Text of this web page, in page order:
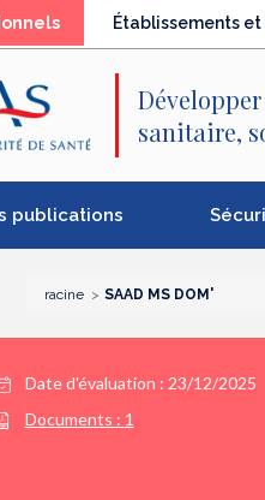
Établissements
sanitaire,
publications
racine SAAD MS DOM'
Date d'évaluation : 23/12/2025
Documents : 1